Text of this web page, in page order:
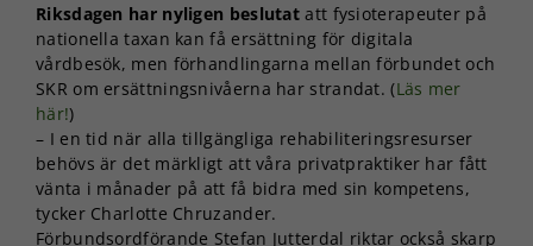
Riksdagen har nyligen beslutat att fysioterapeuter på
nationella taxan kan få ersättning för digitala
vårdbesök, men förhandlingarna mellan förbundet och
SKR om ersättningsnivåerna har strandat. (Läs mer
här!)
– I en tid när alla tillgängliga rehabiliteringsresurser
behövs är det märkligt att våra privatpraktiker har fått
vänta i månader på att få bidra med sin kompetens,
tycker Charlotte Chruzander.
Förbundsordförande Stefan Jutterdal riktar också skarp